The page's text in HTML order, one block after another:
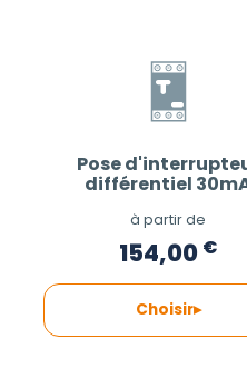
Pose
différentiel
à partir de
154,00 €
Choisir